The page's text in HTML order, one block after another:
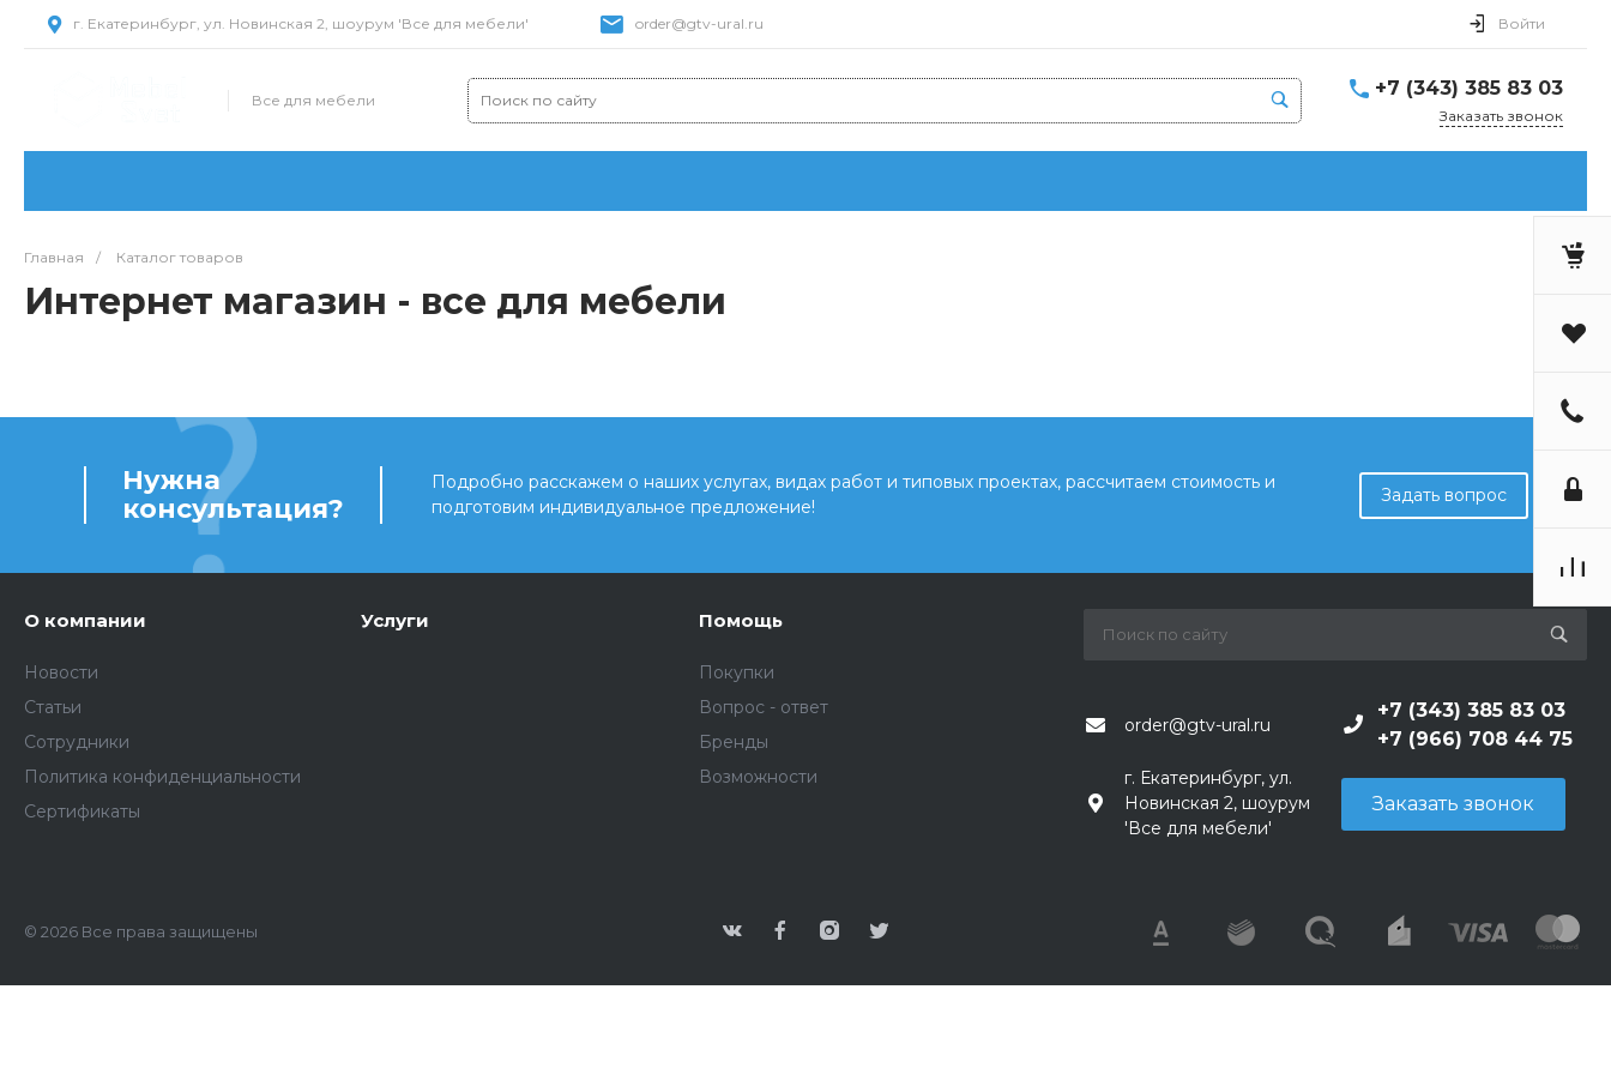
г. Екатеринбург, ул. Новинская 2, шоурум 'Все для мебели' order@gtv-ural.ru Войти
Все для мебели
+7 (343) 385 83 03
Заказать звонок
Главная / Каталог товаров
Интернет магазин - все для мебели
Нужна
консультация?
Подробно расскажем о наших услугах, видах работ и типовых проектах, рассчитаем стоимость и
подготовим индивидуальное предложение!
Задать вопрос
О компании
Новости
Статьи
Сотрудники
Политика конфиденциальности
Сертификаты
Услуги Помощь
Покупки
Вопрос - ответ
Бренды
Возможности
order@gtv-ural.ru
+7 (343) 385 83 03
+7 (966) 708 44 75
г. Екатеринбург, ул.
Новинская 2, шоурум
'Все для мебели'
Заказать звонок
© 2026 Все права защищены